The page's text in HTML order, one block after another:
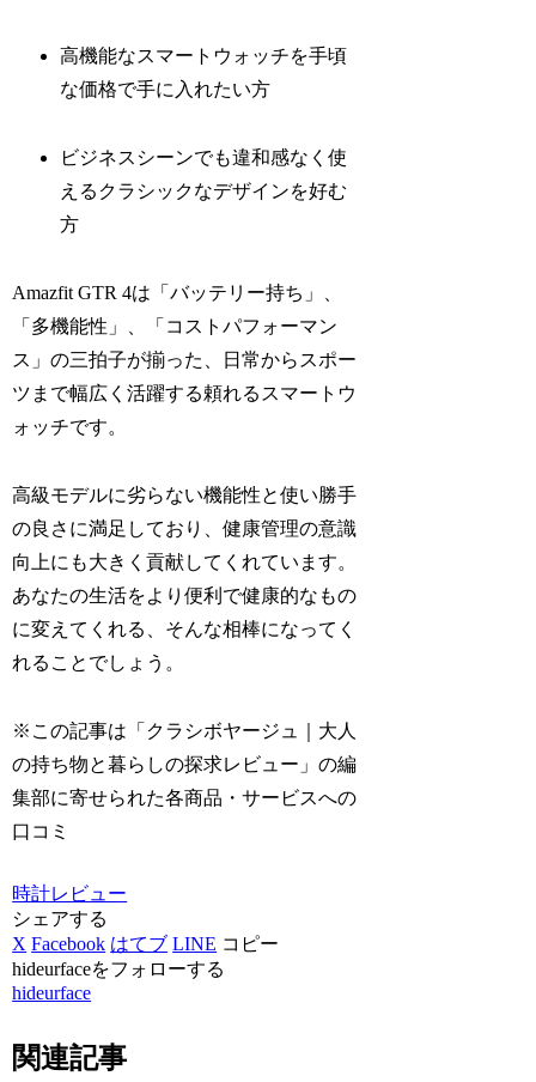
高機能なスマートウォッチを手頃
な価格で手に入れたい方
ビジネスシーンでも違和感なく使
えるクラシックなデザインを好む
方
Amazfit GTR 4は「バッテリー持ち」、
「多機能性」、「コストパフォーマン
ス」の三拍子が揃った、日常からスポー
ツまで幅広く活躍する頼れるスマートウ
ォッチです。
高級モデルに劣らない機能性と使い勝手
の良さに満足しており、健康管理の意識
向上にも大きく貢献してくれています。
あなたの生活をより便利で健康的なもの
に変えてくれる、そんな相棒になってく
れることでしょう。
※この記事は「クラシボヤージュ｜大人
の持ち物と暮らしの探求レビュー」の編
集部に寄せられた各商品・サービスへの
口コミ
時計レビュー
シェアする
X Facebook はてブ LINE コピー
hideurfaceをフォローする
hideurface
関連記事